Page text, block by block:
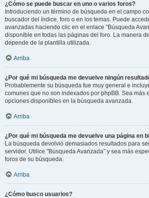
¿Cómo se puede buscar en uno o varios foros?
Introduciendo un término de búsqueda en el campo
buscador del índice, foro o en los temas. Puede
avanzadas haciendo clic en el enlace "Búsqueda
disponible en todas las páginas del foro. La manera
depende de la plantilla utilizada.
Arriba
¿Por qué mi búsqueda me devuelve ningún
Probablemente su búsqueda fue muy general e
comunes que no son indexados por phpBB. Sea más
opciones disponibles en la búsqueda avanzada.
Arriba
¿Por qué mi búsqueda me devuelve una página en
La búsqueda devolvió demasiados resultados para
servidor. Utilice "Búsqueda Avanzada" y sea más
foros de su búsqueda.
Arriba
¿Cómo busco usuarios?